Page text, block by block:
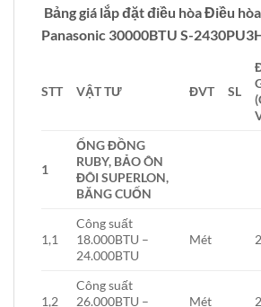
Bảng giá lắp đặt điều hòa Điều
Panasonic 30000BTU S-
STT VẬT TƯ ĐVT SL
1
ỐNG ĐỒNG
RUBY, BẢO ÔN
ĐÔI SUPERLON,
BĂNG CUỐN
1,1
Công suất
18.000BTU –
24.000BTU
Mét
1,2
Công suất
26.000BTU –
Mét